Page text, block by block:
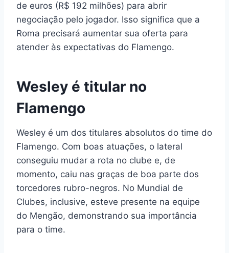
de euros (R$ 192 milhões) para abrir
negociação pelo jogador. Isso significa que a
Roma precisará aumentar sua oferta para
atender às expectativas do Flamengo.
Wesley é titular no
Flamengo
Wesley é um dos titulares absolutos do time do
Flamengo. Com boas atuações, o lateral
conseguiu mudar a rota no clube e, de
momento, caiu nas graças de boa parte dos
torcedores rubro-negros. No Mundial de
Clubes, inclusive, esteve presente na equipe
do Mengão, demonstrando sua importância
para o time.